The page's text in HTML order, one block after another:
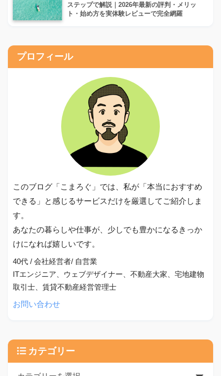
ステップで解説｜2026年最新の評判・メリッ
ト・始め方を実体験レビューで完全網羅
プロフィール
このブログ「こまろぐ」では、私が「本当におすすめ
できる」と感じるサービスだけを厳選してご紹介しま
す。
あなたの暮らしや仕事が、少しでも豊かになるきっか
けになれば嬉しいです。
40代 / 会社経営者/ 自営業
ITエンジニア、ウェブデザイナー、不動産大家、宅地建物
取引士、賃貸不動産経営管理士
お問い合わせ
カテゴリー